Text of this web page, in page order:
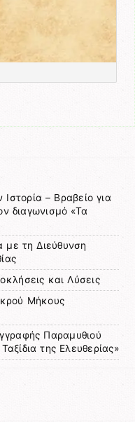
– Βραβείο για
διαγωνισμό «Τα
με τη Διεύθυνση
και Λύσεις
Μήκους
Παραμυθιού
της Ελευθερίας»